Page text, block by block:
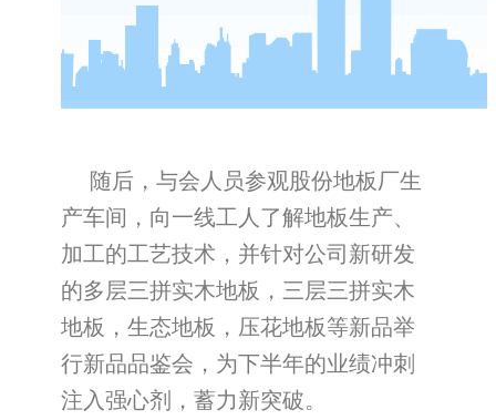
随后，与会人员参观股份地板厂生
产车间，向一线工人了解地板生产、
加工的工艺技术，并针对公司新研发
的多层三拼实木地板，三层三拼实木
地板，生态地板，压花地板等新品举
行新品品鉴会，为下半年的业绩冲刺
注入强心剂，蓄力新突破。